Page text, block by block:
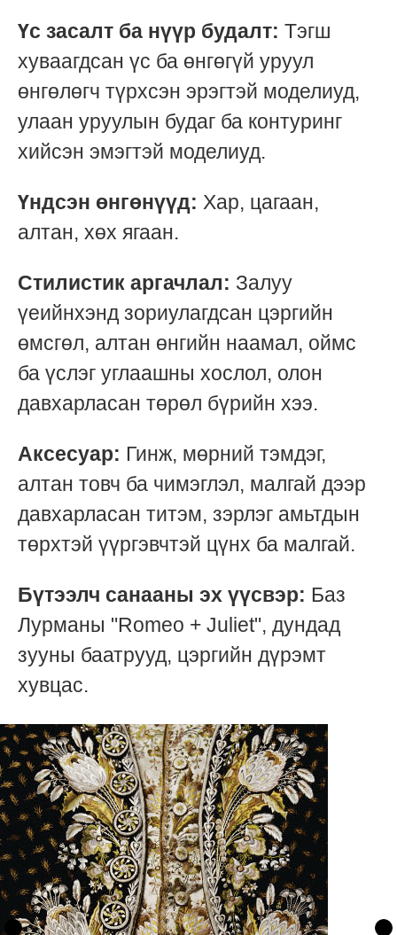
Үс засалт ба нүүр будалт: Тэгш
хуваагдсан үс ба өнгөгүй уруул
өнгөлөгч түрхсэн эрэгтэй моделиуд,
улаан уруулын будаг ба контуринг
хийсэн эмэгтэй моделиуд.
Үндсэн өнгөнүүд: Хар, цагаан,
алтан, хөх ягаан.
Стилистик аргачлал: Залуу
үеийнхэнд зориулагдсан цэргийн
өмсгөл, алтан өнгийн наамал, оймс
ба үслэг углаашны хослол, олон
давхарласан төрөл бүрийн хээ.
Аксесуар: Гинж, мөрний тэмдэг,
алтан товч ба чимэглэл, малгай дээр
давхарласан титэм, зэрлэг амьтдын
төрхтэй үүргэвчтэй цүнх ба малгай.
Бүтээлч санааны эх үүсвэр: Баз
Лурманы "Romeo + Juliet", дундад
зууны баатрууд, цэргийн дүрэмт
хувцас.